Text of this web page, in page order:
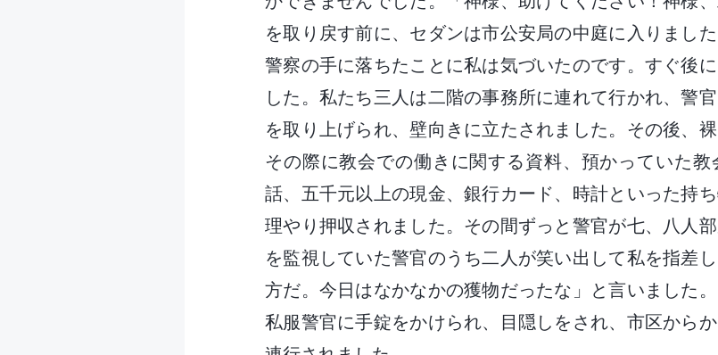
を取り戻す前に、セダンは市公安局の中庭に入りまし
警察の手に落ちたことに私は気づいたのです。すぐ後
した。私たち三人は二階の事務所に連れて行かれ、警
を取り上げられ、壁向きに立たされました。その後、
その際に教会での働きに関する資料、預かっていた
話、五千元以上の現金、銀行カード、時計といった持
理やり押収されました。その間ずっと警官が七、八人
を監視していた警官のうち二人が笑い出して私を指差
方だ。今日はなかなかの獲物だったな」と言いました
私服警官に手錠をかけられ、目隠しをされ、市区から